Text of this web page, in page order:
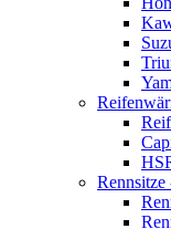
Rennsitze